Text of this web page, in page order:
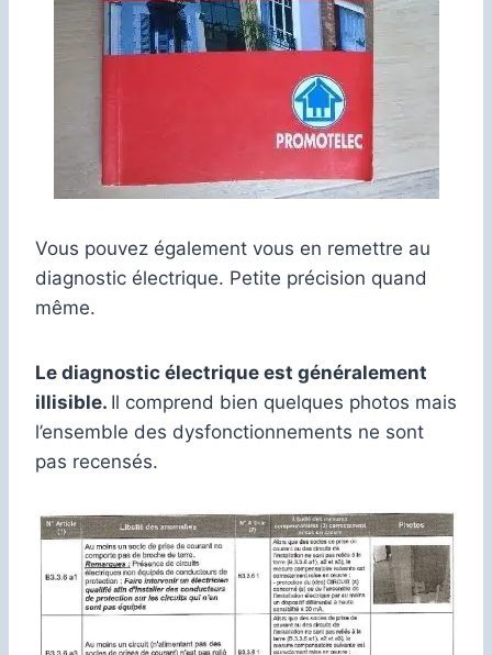
Vous pouvez également vous en remettre au
diagnostic électrique. Petite précision quand
même.
Le diagnostic électrique est généralement
illisible. Il comprend bien quelques photos mais
l’ensemble des dysfonctionnements ne sont
pas recensés.